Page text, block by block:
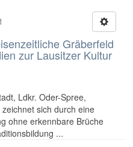
Gräberfeld
zur Lausitzer Kultur
Ldkr. Oder-Spree,
sich durch eine
ohne erkennbare Brüche
...